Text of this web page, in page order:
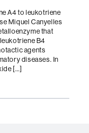
A4 to leukotriene
Miquel Canyelles
that
B4
agents
diseases. In
[…]